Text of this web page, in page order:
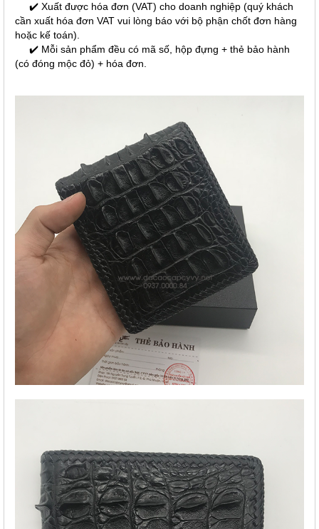
✔️ Xuất được hóa đơn (VAT) cho doanh nghiệp (quý khách
cần xuất hóa đơn VAT vui lòng báo với bộ phận chốt đơn hàng
hoặc kế toán).
✔️ Mỗi sản phẩm đều có mã số, hộp đựng + thẻ bảo hành
(có đóng mộc đỏ) + hóa đơn.